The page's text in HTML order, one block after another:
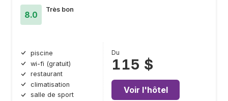
8.0
Très bon
piscine
wi-fi (gratuit)
restaurant
climatisation
salle de sport
Du
115 $
Voir l'hôtel